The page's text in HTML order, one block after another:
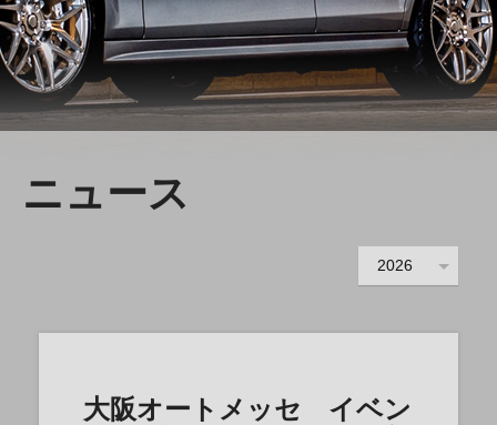
ニュース
2026
大阪オートメッセ イベン